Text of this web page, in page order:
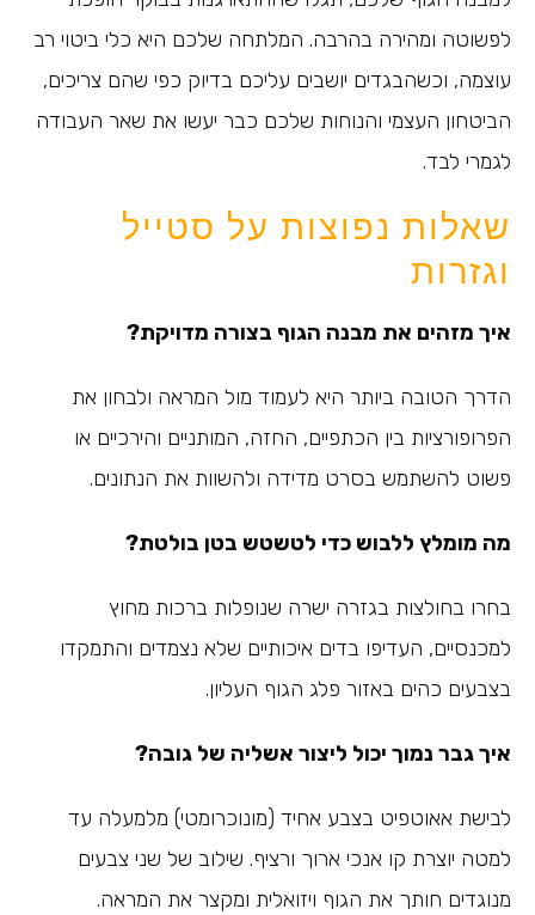
לפשוטה ומהירה בהרבה. המלתחה שלכם היא כלי ביטוי רב
עוצמה, וכשהבגדים יושבים עליכם בדיוק כפי שהם צריכים,
הביטחון העצמי והנוחות שלכם כבר יעשו את שאר העבודה
לגמרי לבד.
שאלות נפוצות על סטייל
וגזרות
איך מזהים את מבנה הגוף בצורה מדויקת?
הדרך הטובה ביותר היא לעמוד מול המראה ולבחון את
הפרופורציות בין הכתפיים, החזה, המותניים והירכיים או
פשוט להשתמש בסרט מדידה ולהשוות את הנתונים.
מה מומלץ ללבוש כדי לטשטש בטן בולטת?
בחרו בחולצות בגזרה ישרה שנופלות ברכות מחוץ
למכנסיים, העדיפו בדים איכותיים שלא נצמדים והתמקדו
בצבעים כהים באזור פלג הגוף העליון.
איך גבר נמוך יכול ליצור אשליה של גובה?
לבישת אאוטפיט בצבע אחיד (מונוכרומטי) מלמעלה עד
למטה יוצרת קו אנכי ארוך ורציף. שילוב של שני צבעים
מנוגדים חותך את הגוף ויזואלית ומקצר את המראה.